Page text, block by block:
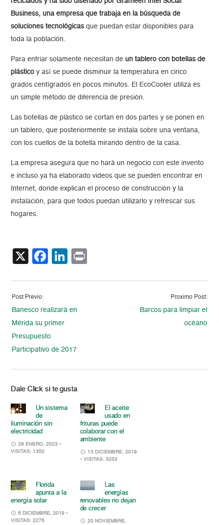
Business, una empresa que trabaja en la búsqueda de
soluciones tecnológicas que puedan estar disponibles para
toda la población.
Para enfriar solamente necesitan deun tablero con botellas de
plástico y así se puede disminuir la temperatura en cinco
grados centígrados en pocos minutos. El EcoCooler utiliza es
un simple método de diferencia de presión.
Las botellas de plástico se cortan en dos partes y se ponen en
un tablero, que posteriormente se instala sobre una ventana,
con los cuellos de la botella mirando dentro de la casa.
La empresa asegura que no hará un negocio con este invento
e incluso ya ha elaborado videos que se pueden encontrar en
Internet, donde explican el proceso de construcción y la
instalación, para que todos puedan utilizarlo y refrescar sus
hogares.
X Facebook
LinkedIn
Post Previo:
Banesco realizará en
Mérida su primer
Presupuesto
Participativo de 2017
Proximo Post:
Barcos para limpiar el
océano
Dale Click si te gusta
Un sistema
de
iluminación sin
electricidad
28 ENERO, 2023 •
VISITAS: 1352
El aceite
usado en
frituras puede
colaborar con el
ambiente
13 DICIEMBRE, 2019
• VISITAS: 3253
Florida
apunta a la
energía solar
6 DICIEMBRE, 2019 •
VISITAS: 2275
Las
energías
renovables no dejan
de crecer
20 NOVIEMBRE,